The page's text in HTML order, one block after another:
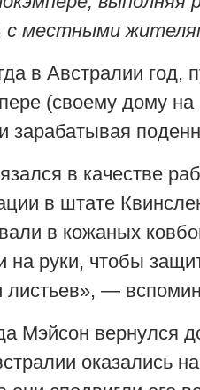
с местными
в Австралии год,
(своему дому
в качестве
в штате
в кожаных
на руки, чтобы
листьев», —
Мэйсон вернулся
оказались